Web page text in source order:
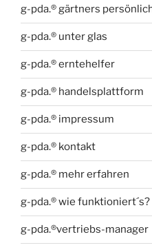
g-pda.® gärtners
g-pda.® unter glas
g-pda.® erntehelfer
g-pda.® handelsplattform
g-pda.® impressum
g-pda.® kontakt
g-pda.® mehr erfahren
g-pda.® wie funktioniert´s?
g-pda.®vertriebs-manager